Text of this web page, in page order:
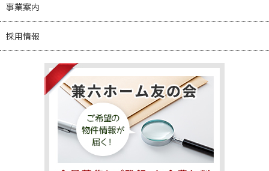
事業案内
採用情報